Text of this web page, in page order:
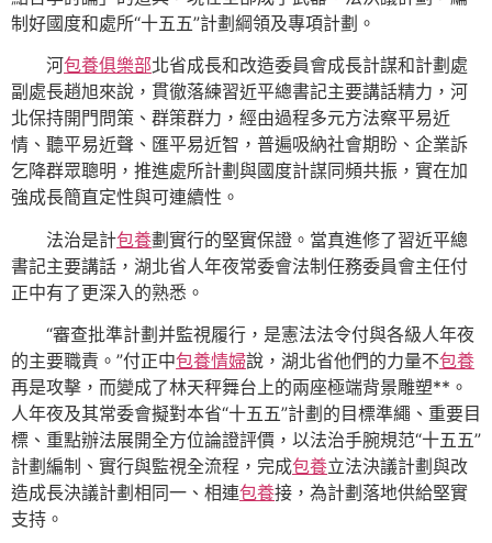
制好國度和處所“十五五”計劃綱領及專項計劃。
河包養俱樂部北省成長和改造委員會成長計謀和計劃處
副處長趙旭來說，貫徹落練習近平總書記主要講話精力，河
北保持開門問策、群策群力，經由過程多元方法察平易近
情、聽平易近聲、匯平易近智，普遍吸納社會期盼、企業訴
乞降群眾聰明，推進處所計劃與國度計謀同頻共振，實在加
強成長簡直定性與可連續性。
法治是計包養劃實行的堅實保證。當真進修了習近平總
書記主要講話，湖北省人年夜常委會法制任務委員會主任付
正中有了更深入的熟悉。
“審查批準計劃并監視履行，是憲法法令付與各級人年夜
的主要職責。”付正中包養情婦說，湖北省他們的力量不包養
再是攻擊，而變成了林天秤舞台上的兩座極端背景雕塑**。
人年夜及其常委會擬對本省“十五五”計劃的目標準繩、重要目
標、重點辦法展開全方位論證評價，以法治手腕規范“十五五”
計劃編制、實行與監視全流程，完成包養立法決議計劃與改
造成長決議計劃相同一、相連包養接，為計劃落地供給堅實
支持。